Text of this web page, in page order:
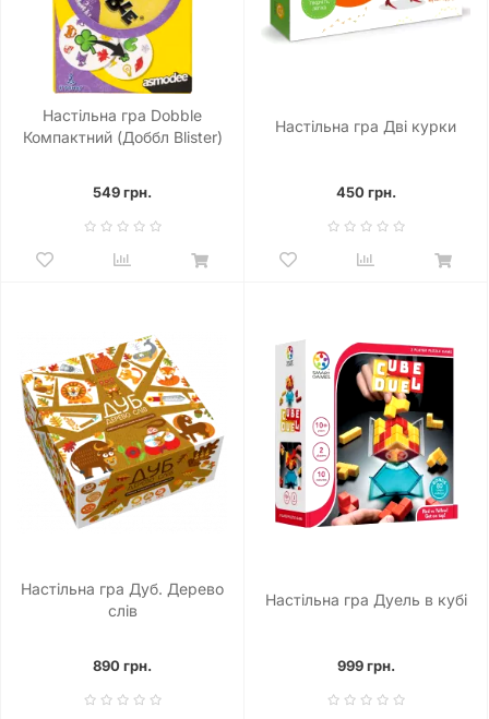
Настільна гра Dobble
Компактний (Доббл Blister)
549 грн.
Настільна гра Дві курки
450 грн.
Настільна гра Дуб. Дерево
слів
890 грн.
Настільна гра Дуель в кубі
999 грн.